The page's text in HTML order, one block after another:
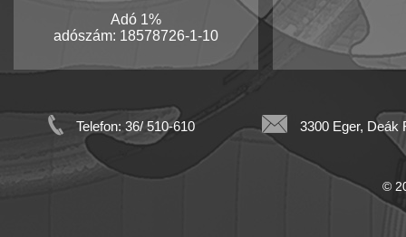
Adó 1%
adószám: 18578726-1-10
Telefon: 36/ 510-610 3300 Eger, Deák
©